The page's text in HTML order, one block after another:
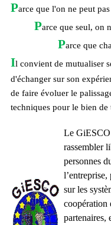
Parce que l'on ne peut
Parce que seul, on
Parce que
Il convient de mutualiser
d'échanger sur son
de faire évoluer le
techniques pour le bien de
Le GiESCO
rassembler
personnes
l’entreprise,
sur les
coopération
partenaires,